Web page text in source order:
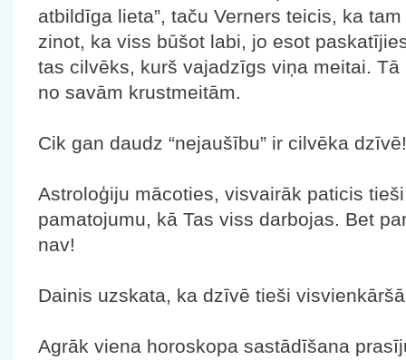
atbildīga lieta”, taču Verners teicis, ka
zinot, ka viss būšot labi, jo esot
tas cilvēks, kurš vajadzīgs viņa meitai.
no savām krustmeitām.
Cik gan daudz “nejaušību” ir cilvēka dzīvē!
Astroloģiju mācoties, visvairāk paticis
pamatojumu, kā Tas viss darbojas. Bet
nav!
Dainis uzskata, ka dzīvē tieši
Agrāk viena horoskopa sastādīšana